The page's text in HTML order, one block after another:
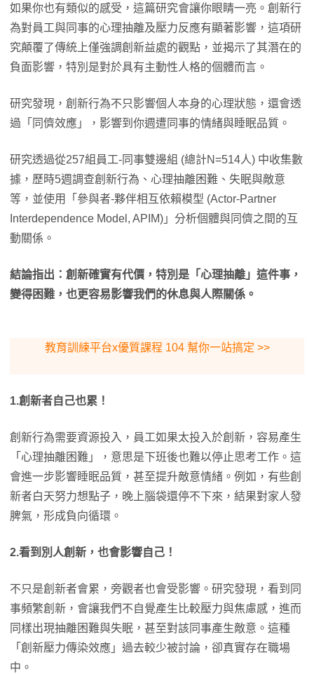
​如果你也有類似的感受，這篇研究會讓你眼睛一亮。創新行
為對員工與同事的心理抽離及壓力反應有顯著影響，這項研
究顛覆了傳統上僅強調創新益處的觀點，並揭示了其潛在的
負面影響，特別是對於具有主動性人格的個體而言。
研究發現，創新行為不只影響個人本身的心理狀態，還會透
過「同儕效應」，影響到你週遭同事的情緒與睡眠品質。
研究透過從257組員工-同事雙邊組 (總計N=514人) 中收集數
據，歷時5週調查創新行為、心理抽離困難、失眠與敵意
等，並使用「參與者-夥伴相互依賴模型 (Actor-Partner
Interdependence Model, APIM)」分析個體與同儕之間的互
動關係。
結論指出：創新確實有代價，特別是「心理抽離」這件事，
變得困難，也更容易影響我們的休息與人際關係。
教育訓練平台x優質課程 104 幫你一站搞定 >>
1.創新者自己也累！
創新行為需要資源投入，員工如果太投入於創新，容易產生
「心理抽離困難」，意思是下班後也難以停止思考工作。這
會進一步影響睡眠品質，甚至提升敵意情緒。例如，有些創
新者白天努力想點子，晚上腦袋還停不下來，結果對家人發
脾氣，形成負向循環。
2.看到別人創新，也會影響自己！
不只是創新者會累，旁觀者也會受影響。研究發現，看到同
事頻繁創新，會讓我們不自覺產生比較壓力與焦慮感，進而
同樣出現抽離困難與失眠，甚至對該同事產生敵意。這種
「創新壓力傳染效應」過去較少被討論，卻真實存在職場
中。